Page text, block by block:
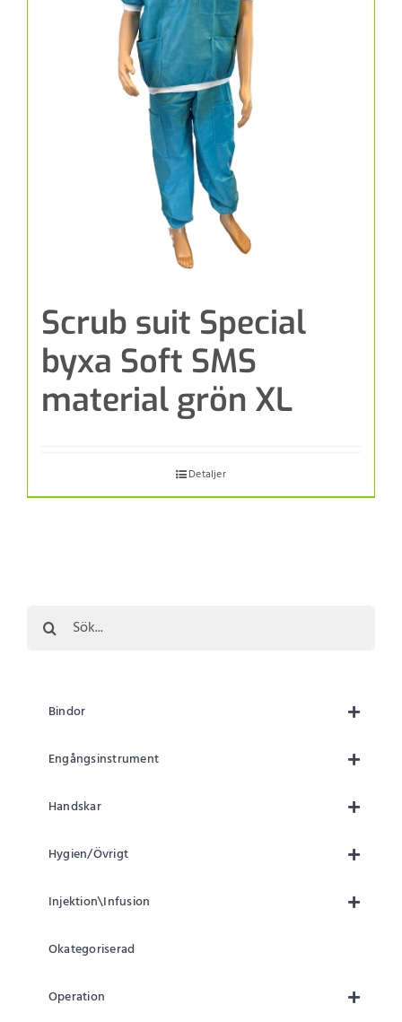
Scrub suit Special
byxa Soft SMS
material grön XL
Detaljer
efter:
Bindor
Engångsinstrument
Handskar
Hygien/Övrigt
Injektion\Infusion
Okategoriserad
Operation